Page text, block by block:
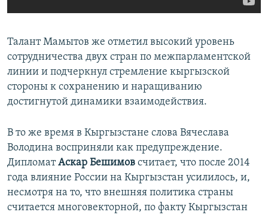
Талант Мамытов же отметил высокий уровень
сотрудничества двух стран по межпарламентской
линии и подчеркнул стремление кыргызской
стороны к сохранению и наращиванию
достигнутой динамики взаимодействия.
В то же время в Кыргызстане слова Вячеслава
Володина восприняли как предупреждение.
ДипломатАскар Бешимов считает, что после 2014
года влияние России на Кыргызстан усилилось, и,
несмотря на то, что внешняя политика страны
считается многовекторной, по факту Кыргызстан